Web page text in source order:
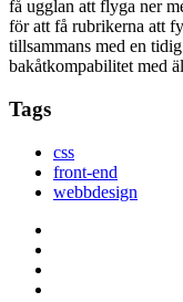
få ugglan att flyga ner
för att få rubrikerna att
tillsammans med en
bakåtkompabilitet med
Tags
css
front-end
webbdesign